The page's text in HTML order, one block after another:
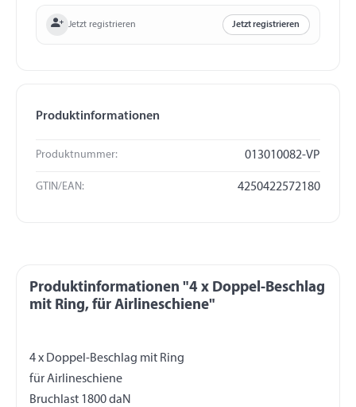
Jetzt registrieren Jetzt registrieren
Produktinformationen
Produktnummer: 013010082-VP
GTIN/EAN: 4250422572180
Produktinformationen "4 x Doppel-Beschlag
mit Ring, für Airlineschiene"
4 x Doppel-Beschlag mit Ring
für Airlineschiene
Bruchlast 1800 daN